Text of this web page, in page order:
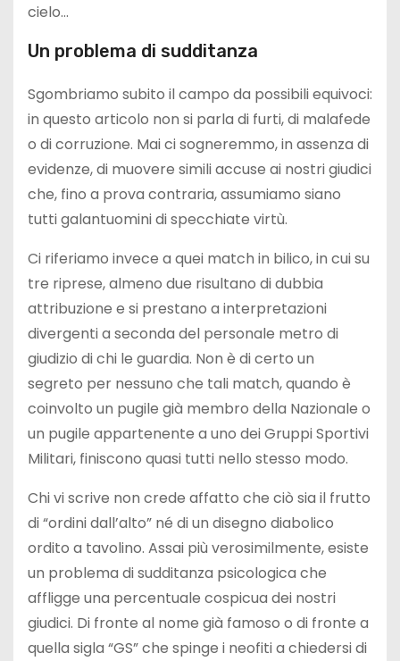
cielo…
Un problema di sudditanza
Sgombriamo subito il campo da possibili equivoci:
in questo articolo non si parla di furti, di malafede
o di corruzione. Mai ci sogneremmo, in assenza di
evidenze, di muovere simili accuse ai nostri giudici
che, fino a prova contraria, assumiamo siano
tutti galantuomini di specchiate virtù.
Ci riferiamo invece a quei match in bilico, in cui su
tre riprese, almeno due risultano di dubbia
attribuzione e si prestano a interpretazioni
divergenti a seconda del personale metro di
giudizio di chi le guardia. Non è di certo un
segreto per nessuno che tali match, quando è
coinvolto un pugile già membro della Nazionale o
un pugile appartenente a uno dei Gruppi Sportivi
Militari, finiscono quasi tutti nello stesso modo.
Chi vi scrive non crede affatto che ciò sia il frutto
di “ordini dall’alto” né di un disegno diabolico
ordito a tavolino. Assai più verosimilmente, esiste
un problema di sudditanza psicologica che
affligge una percentuale cospicua dei nostri
giudici. Di fronte al nome già famoso o di fronte a
quella sigla “GS” che spinge i neofiti a chiedersi di